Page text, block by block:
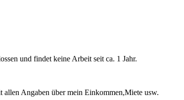
und findet keine Arbeit seit ca. 1 Jahr.
Angaben über mein Einkommen,Miete usw.